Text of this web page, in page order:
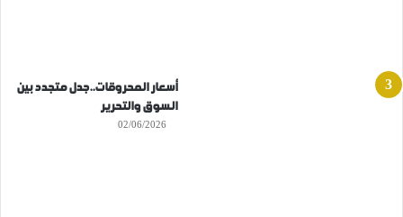
أسعار المحروقات..جدل متجدد بين
السوق والتحرير
02/06/2026